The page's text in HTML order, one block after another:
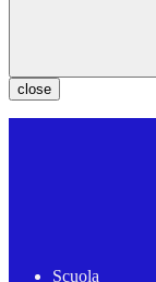
close
Scuola